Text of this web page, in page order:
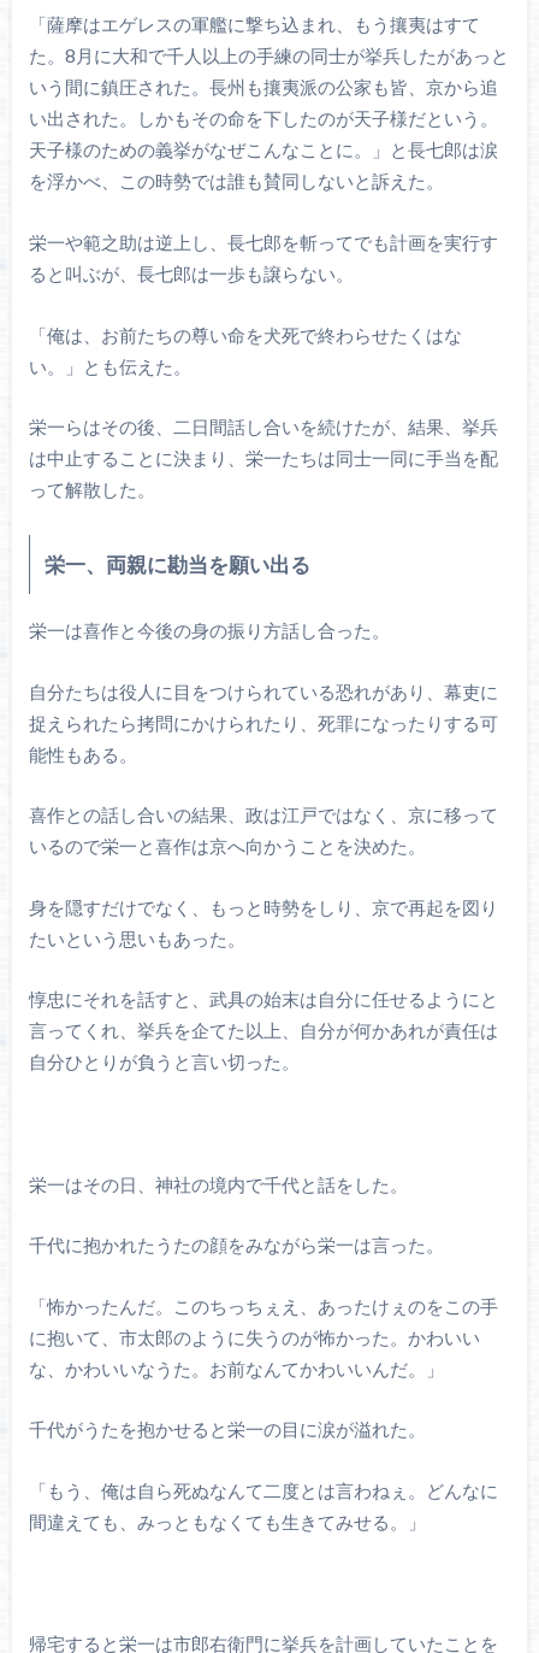
「薩摩はエゲレスの軍艦に撃ち込まれ、もう攘夷はすて
た。8月に大和で千人以上の手練の同士が挙兵したがあっと
いう間に鎮圧された。長州も攘夷派の公家も皆、京から追
い出された。しかもその命を下したのが天子様だという。
天子様のための義挙がなぜこんなことに。」と長七郎は涙
を浮かべ、この時勢では誰も賛同しないと訴えた。
栄一や範之助は逆上し、長七郎を斬ってでも計画を実行す
ると叫ぶが、長七郎は一歩も譲らない。
「俺は、お前たちの尊い命を犬死で終わらせたくはな
い。」とも伝えた。
栄一らはその後、二日間話し合いを続けたが、結果、挙兵
は中止することに決まり、栄一たちは同士一同に手当を配
って解散した。
栄一、両親に勘当を願い出る
栄一は喜作と今後の身の振り方話し合った。
自分たちは役人に目をつけられている恐れがあり、幕吏に
捉えられたら拷問にかけられたり、死罪になったりする可
能性もある。
喜作との話し合いの結果、政は江戸ではなく、京に移って
いるので栄一と喜作は京へ向かうことを決めた。
身を隠すだけでなく、もっと時勢をしり、京で再起を図り
たいという思いもあった。
惇忠にそれを話すと、武具の始末は自分に任せるようにと
言ってくれ、挙兵を企てた以上、自分が何かあれが責任は
自分ひとりが負うと言い切った。
栄一はその日、神社の境内で千代と話をした。
千代に抱かれたうたの顔をみながら栄一は言った。
「怖かったんだ。このちっちぇえ、あったけぇのをこの手
に抱いて、市太郎のように失うのが怖かった。かわいい
な、かわいいなうた。お前なんてかわいいんだ。」
千代がうたを抱かせると栄一の目に涙が溢れた。
「もう、俺は自ら死ぬなんて二度とは言わねぇ。どんなに
間違えても、みっともなくても生きてみせる。」
帰宅すると栄一は市郎右衛門に挙兵を計画していたことを